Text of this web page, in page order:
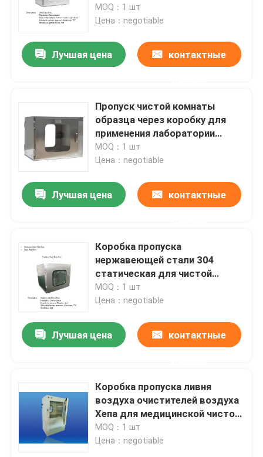
покрытым порошком
холоднопрокатным
MOQ：1 шт
Цена：negotiable
Лучшая цена контактные
Пропуск чистой комнаты
образца через коробку для
применения лаборатории
безопасности
MOQ：1 шт
Цена：negotiable
Лучшая цена контактные
Коробка пропуска
нержавеющей стали 304
статическая для чистой
комнаты коррозионностойкой
MOQ：1 шт
Цена：negotiable
Лучшая цена контактные
Коробка пропуска ливня
воздуха очистителей воздуха
Хепа для медицинской чистой
комнаты фармации
MOQ：1 шт
Цена：negotiable